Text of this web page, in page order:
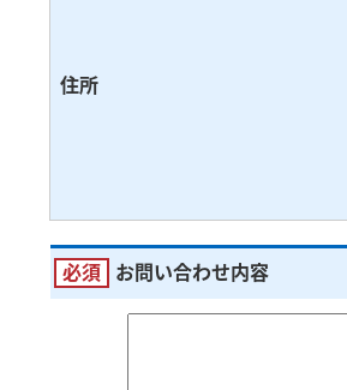
住所
必須 お問い合わせ内容